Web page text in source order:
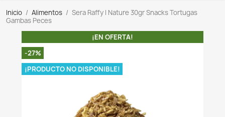
Inicio Alimentos
Sera Raffy I Nature 30gr Snacks
¡EN OFERTA!
¡PRODUCTO NO DISPONIBLE!